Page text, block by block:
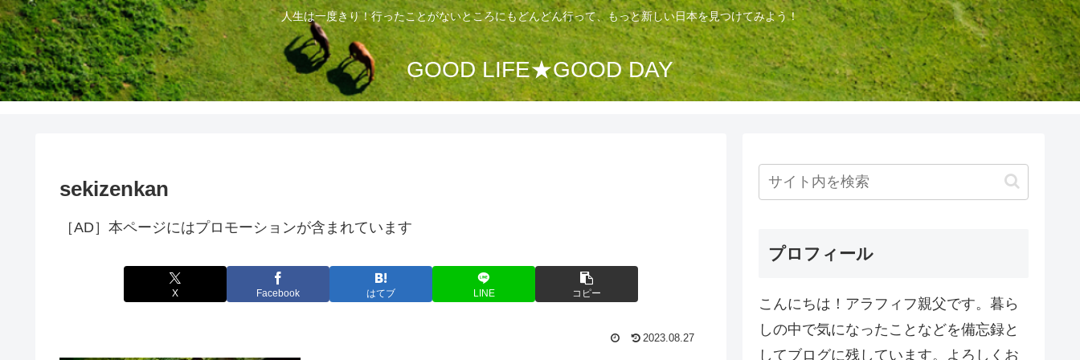
人生は一度きり！行ったことがないところにもどんどん行って、もっと新しい日本を見つけてみよう！
GOOD LIFE★GOOD DAY
sekizenkan
［AD］本ページにはプロモーションが含まれています
X Facebook はてブ LINE コピー
2023.08.27
プロフィール
こんにちは！アラフィフ親父です。暮ら
しの中で気になったことなどを備忘録と
してブログに残しています。よろしくお